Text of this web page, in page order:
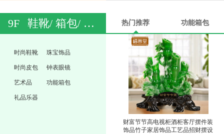
9F 鞋靴/ 箱包/ 钟表/ 珠宝
时尚鞋靴 珠宝饰品
时尚皮包 钟表眼镜
艺术品 功能箱包
礼品乐器
热门推荐 功能箱包
财富节节高电视柜酒柜客厅摆件装
饰品竹子家居饰品工艺品招财摆设